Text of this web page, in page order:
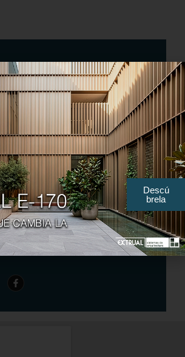
COMMERCIAL ]
secteur Industrie
Empresarial Campollano Calle
42
Albacete (Espagne)
21 66 62
967 21 64 51
Descú
brela